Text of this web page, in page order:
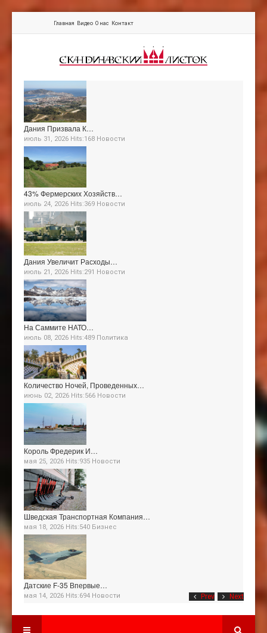
Главная Видео О нас Контакт
Prev Next
Дания Призвала К…
июль 31, 2026 Hits:168 Новости
43% Фермерских Хозяйств…
июль 24, 2026 Hits:369 Новости
Дания Увеличит Расходы…
июль 21, 2026 Hits:291 Новости
На Саммите НАТО…
июль 08, 2026 Hits:489 Политика
Количество Ночей, Проведенных…
июнь 02, 2026 Hits:566 Новости
Король Фредерик И…
мая 25, 2026 Hits:935 Новости
Шведская Транспортная Компания…
мая 18, 2026 Hits:540 Бизнес
Датские F-35 Впервые…
мая 14, 2026 Hits:694 Новости